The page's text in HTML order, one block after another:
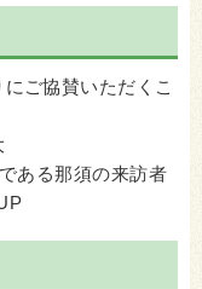
ご協賛いただくこ
ある那須の来訪者